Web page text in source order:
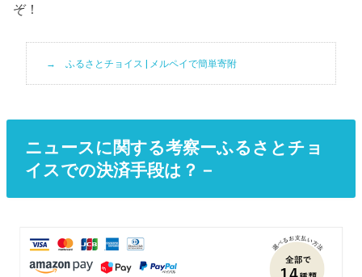
ぞ！
ふるさとチョイス | メルペイで簡単寄附
ニュースに関する考察ーふるさとチョ
イスでの決済手段は？－